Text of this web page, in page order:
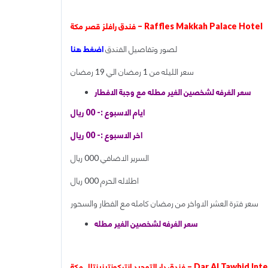
فندق رافلز قصر مكة – Raffles Makkah Palace Hotel
لصور وتفاصيل الفندقاضغط هنا
سعر الليله من 1 رمضان الي 19 رمضان
سعر الغرفه لشخصين الغير مطله مع وجبة الافطار
ايام الاسبوع :- 00 ريال
اخر الاسبوع :- 00 ريال
السرير الاضافي 000 ريال
اطلاله الحرم 000 ريال
سعر فترة العشر الاواخر من رمضان كامله مع الفطار والسحور
سعر الغرفه لشخصين الغير مطله